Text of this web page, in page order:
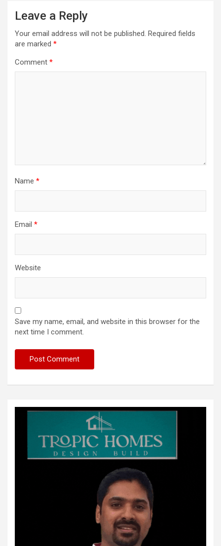
Leave a Reply
Your email address will not be published. Required fields
are marked *
Comment *
Name *
Email *
Website
Save my name, email, and website in this browser for the
next time I comment.